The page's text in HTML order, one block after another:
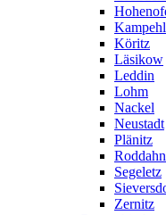
Kampehl
Köritz
Läsikow
Leddin
Lohm
Nackel
Neustadt
Plänitz
Roddahn
Segeletz
Zernitz